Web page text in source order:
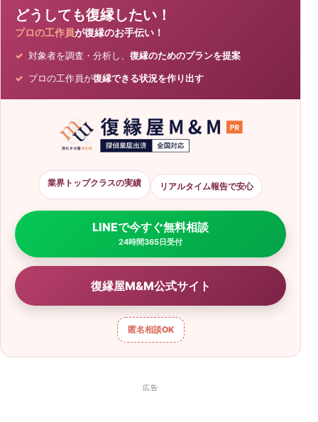
どうしても復縁したい！
プロの工作員が復縁のお手伝い！
対象者を調査・分析し、 復縁のためのプランを提案
プロの工作員が復縁できる状況を作り出す
業界トップクラスの実績 リアルタイム報告で安心
LINEで今すぐ無料相談
24時間365日受付
復縁屋M&M公式サイト
匿名相談OK
広告